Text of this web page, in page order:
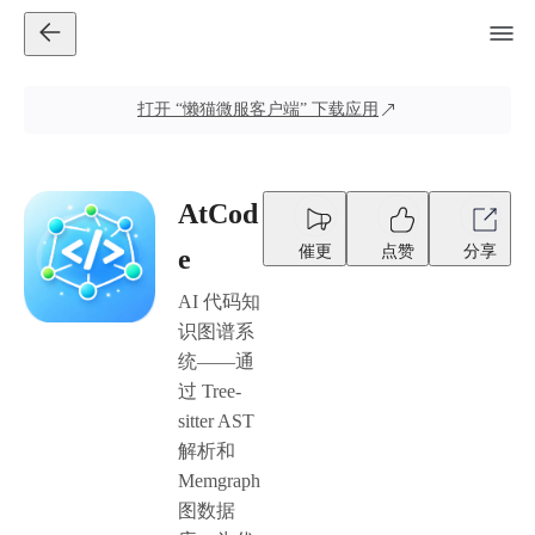
打开 “懒猫微服客户端” 下载应用
AtCod
e
AI 代码知
识图谱系
统——通
过 Tree-
sitter AST
解析和
Memgraph
图数据
催更 点赞 分享